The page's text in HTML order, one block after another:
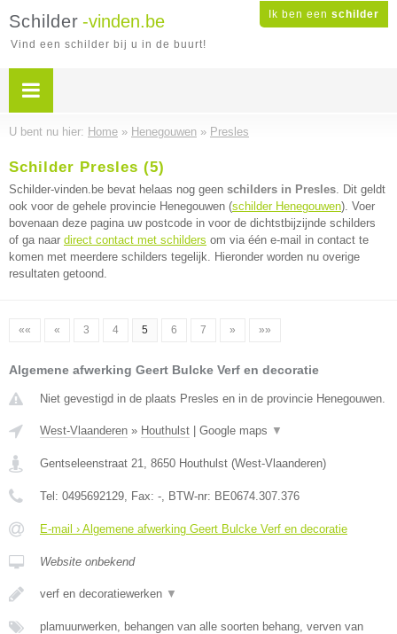
Ik ben een schilder
Schilder -vinden.be
Vind een schilder bij u in de buurt!
U bent nu hier: Home » Henegouwen » Presles
Schilder Presles (5)
Schilder-vinden.be bevat helaas nog geen schilders in Presles. Dit geldt
ook voor de gehele provincie Henegouwen (schilder Henegouwen). Voer
bovenaan deze pagina uw postcode in voor de dichtstbijzijnde schilders
of ga naar direct contact met schilders om via één e-mail in contact te
komen met meerdere schilders tegelijk. Hieronder worden nu overige
resultaten getoond.
«« « 3 4 5 6 7 » »»
Algemene afwerking Geert Bulcke Verf en decoratie
Niet gevestigd in de plaats Presles en in de provincie Henegouwen.
West-Vlaanderen » Houthulst Google maps ▼
Gentseleenstraat 21, 8650 Houthulst (West-Vlaanderen)
Tel: 0495692129, Fax: -, BTW-nr: BE0674.307.376
E-mail › Algemene afwerking Geert Bulcke Verf en decoratie
Website onbekend
verf en decoratiewerken ▼
plamuurwerken, behangen van alle soorten behang, verven van